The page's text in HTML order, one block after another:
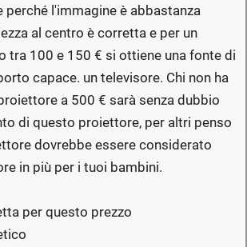
perché l'immagine è abbastanza
al centro è corretta e per un
tra 100 e 150 € si ottiene una fonte di
capace. un televisore. Chi non ha
a 500 € sarà senza dubbio
di questo proiettore, per altri penso
dovrebbe essere considerato
in più per i tuoi bambini.
per questo prezzo